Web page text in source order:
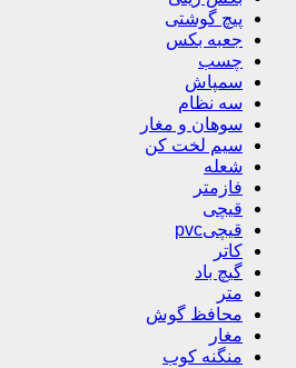
پیچ گوشتی
جعبه بکس
چسب
سمپاش
سه نظام
سوهان و مغار
سیم لخت کن
شعله
فازمتر
قیچی
قیچیpvc
کاتر
گیچ باد
متر
محافظ گوش
مغار
منگنه کوب